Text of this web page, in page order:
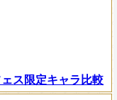
ス限定キャラ比較